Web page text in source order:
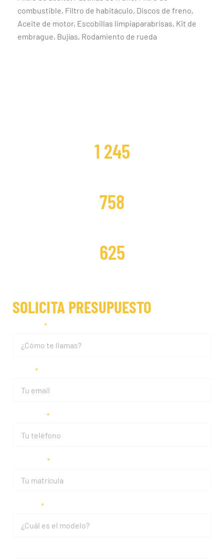
combustible, Filtro de habitáculo, Discos de freno,
Aceite de motor, Escobillas limpiaparabrisas, Kit de
embrague, Bujías, Rodamiento de rueda
SOLICITA PRESUPUESTO
1 245
758
625